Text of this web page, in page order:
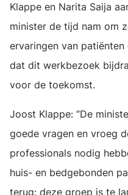
Klappe en Narita Saija
minister de tijd nam om
ervaringen van
dat dit werkbezoek
voor de toekomst.
Joost Klappe: “De
goede vragen en vroeg
professionals nodig
huis- en bedgebonden
terug: deze groep is te